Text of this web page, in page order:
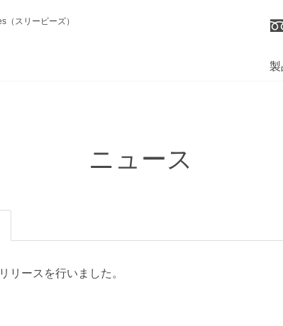
スリービーズ）
製
ニュース
リースを行いました。